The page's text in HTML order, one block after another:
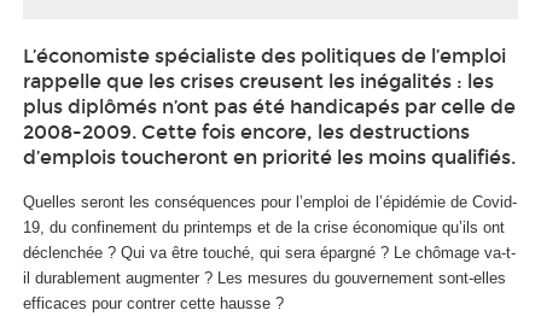
L’économiste spécialiste des politiques de l’emploi
rappelle que les crises creusent les inégalités : les
plus diplômés n’ont pas été handicapés par celle de
2008-2009. Cette fois encore, les destructions
d’emplois toucheront en priorité les moins qualifiés.
Quelles seront les conséquences pour l’emploi de l’épidémie de Covid-
19, du confinement du printemps et de la crise économique qu’ils ont
déclenchée ? Qui va être touché, qui sera épargné ? Le chômage va-t-
il durablement augmenter ? Les mesures du gouvernement sont-elles
efficaces pour contrer cette hausse ?